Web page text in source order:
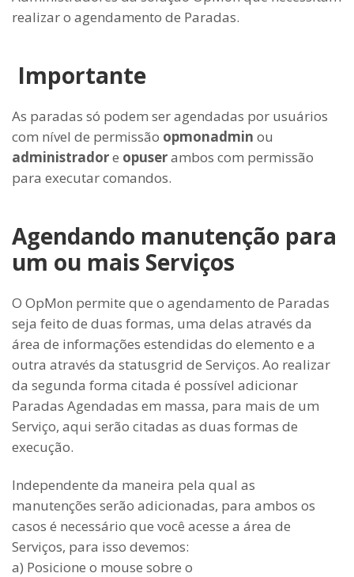
realizar o agendamento de Paradas.
Importante
As paradas só podem ser agendadas por usuários
com nível de permissão opmonadmin ou
administradore opuserambos com permissão
para executar comandos.
Agendando manutenção para
um ou mais Serviços
O OpMon permite que o agendamento de Paradas
seja feito de duas formas, uma delas através da
área de informações estendidas do elemento e a
outra através da statusgrid de Serviços. Ao realizar
da segunda forma citada é possível adicionar
Paradas Agendadas em massa, para mais de um
Serviço, aqui serão citadas as duas formas de
execução.
Independente da maneira pela qual as
manutenções serão adicionadas, para ambos os
casos é necessário que você acesse a área de
Serviços, para isso devemos:
a) Posicione o mouse sobre o